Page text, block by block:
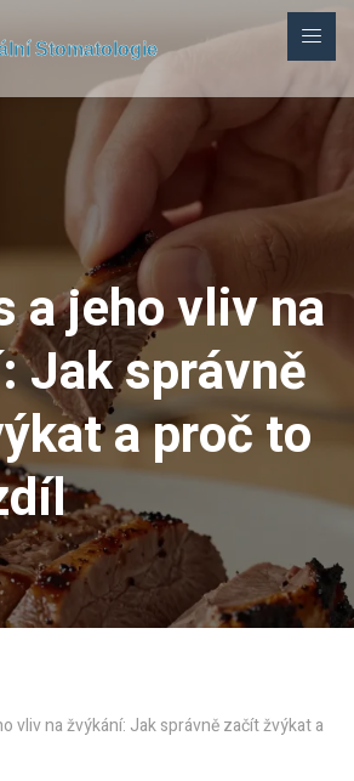
a jeho vliv na
Jak správně
a proč to
vliv na žvýkání: Jak správně začít žvýkat a